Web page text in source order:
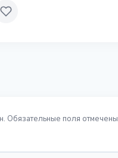
Обязательные поля